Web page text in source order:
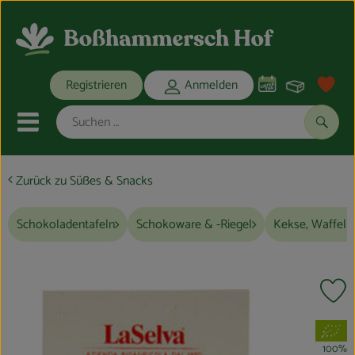
Registrieren Anmelden
Mobiles Menu öffnen oder
Bio-Kochkisten
Zurück zu Süßes & Snacks
Schokoladentafeln Schokoware & -Riegel Kekse,
, Verband:
100%